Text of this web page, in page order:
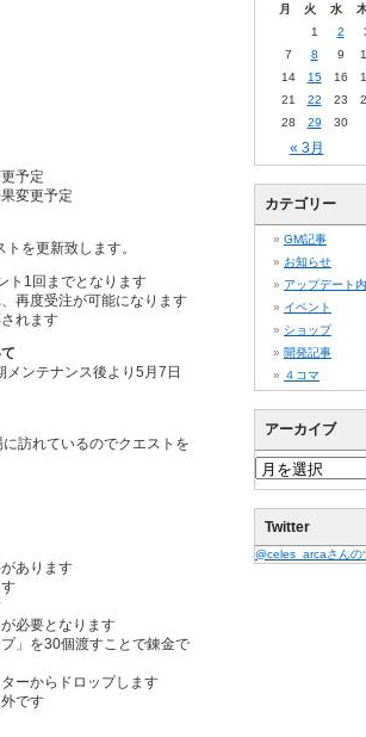
予定
変更予定
を更新致します。
ト1回までとなります
再度受注が可能になります
れます
ンテナンス後より5月7日
訪れているのでクエストを
あります
必要となります
」を30個渡すことで錬金で
ーからドロップします
です
月 火 水
« 3月
1 2
7
8 9
14
15 16
21
22 23
28
29 30
カテゴリー
GM記事
お知らせ
アップデート
イベント
ショップ
開発記事
４コマ
アーカイブ
Twitter
@celes_arcaさんの